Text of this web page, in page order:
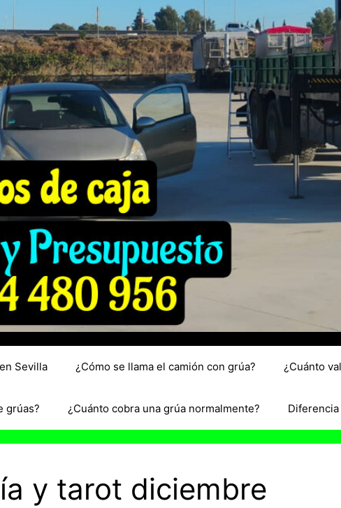
Sevilla ¿Cómo se llama el camión con grúa? ¿Cuánto
grúas? ¿Cuánto cobra una grúa normalmente?
y tarot diciembre